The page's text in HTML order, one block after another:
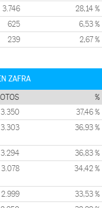
3.746 28,14 %
625 6,53 %
239 2,67 %
ZAFRA
%
3.350 37,46 %
3.303 36,93 %
3.294 36,83 %
3.078 34,42 %
2.999 33,53 %